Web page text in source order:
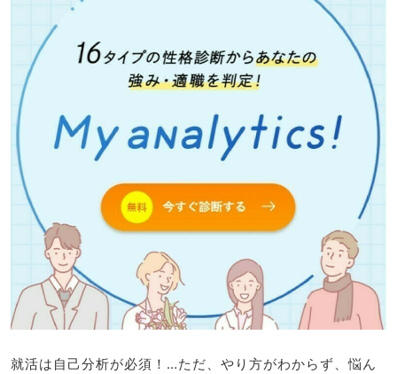
就活は自己分析が必須！…ただ、やり方がわからず、悩ん